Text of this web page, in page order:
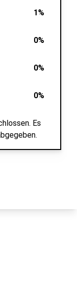
1%
0%
0%
0%
Es